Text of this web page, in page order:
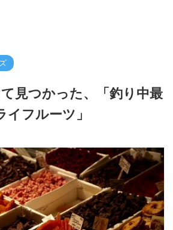
見つかった、「釣り中最
イフルーツ」